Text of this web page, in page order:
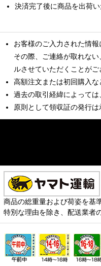
決済完了後に商品を出荷い
お客様のご入力された情
その際、ご連絡が取れな
ルさせていただくことがご
高額注文または初回購入
過去の取引経緯によっては
原則として領収証の発行は
商品の総重量および荷姿を基
特別な理由を除き、配送業者